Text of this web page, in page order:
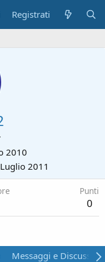
Registrati
2010
2011
Punti
0
Messaggi e